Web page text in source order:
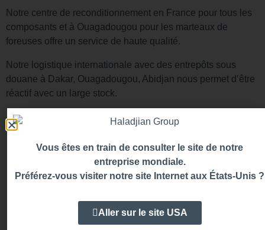
Notre centre de reconditionnement en France pour tous les
composants et à Ouagadougou pour les marteaux de
foreuses offre un service de haute qualité.
Notre logistique internationale avec des entrepôts sous
douane à Dakar, Ouagadougou, Abidjan nous permet d’être
réactif avec un large stock.
Vous êtes en train de consulter le site de notre
entreprise mondiale.
Préférez-vous visiter notre site Internet aux États-Unis ?
Aller sur le site USA